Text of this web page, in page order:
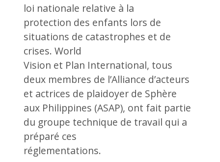
loi nationale relative à la
protection des enfants lors de
situations de catastrophes et de
crises. World
Vision et Plan International, tous
deux membres de l’Alliance d’acteurs
et actrices de plaidoyer de Sphère
aux Philippines (ASAP), ont fait partie
du groupe technique de travail qui a
préparé ces
réglementations.